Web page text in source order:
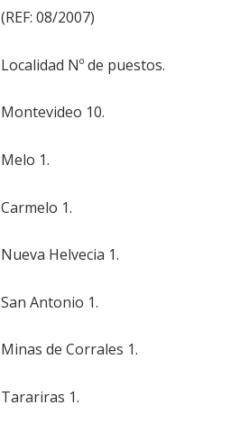
(REF: 08/2007)
Localidad Nº de puestos.
Montevideo 10.
Melo 1.
Carmelo 1.
Nueva Helvecia 1.
San Antonio 1.
Minas de Corrales 1.
Tarariras 1.